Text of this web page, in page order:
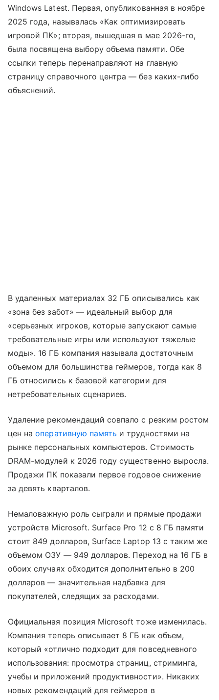
Windows Latest. Первая, опубликованная в ноябре
2025 года, называлась «Как оптимизировать
игровой ПК»; вторая, вышедшая в мае 2026-го,
была посвящена выбору объема памяти. Обе
ссылки теперь перенаправляют на главную
страницу справочного центра — без каких-либо
объяснений.
В удаленных материалах 32 ГБ описывались как
«зона без забот» — идеальный выбор для
«серьезных игроков, которые запускают самые
требовательные игры или используют тяжелые
моды». 16 ГБ компания называла достаточным
объемом для большинства геймеров, тогда как 8
ГБ относились к базовой категории для
нетребовательных сценариев.
Удаление рекомендаций совпало с резким ростом
цен наоперативную память и трудностями на
рынке персональных компьютеров. Стоимость
DRAM-модулей к 2026 году существенно выросла.
Продажи ПК показали первое годовое снижение
за девять кварталов.
Немаловажную роль сыграли и прямые продажи
устройств Microsoft. Surface Pro 12 с 8 ГБ памяти
стоит 849 долларов, Surface Laptop 13 с таким же
объемом ОЗУ — 949 долларов. Переход на 16 ГБ в
обоих случаях обходится дополнительно в 200
долларов — значительная надбавка для
покупателей, следящих за расходами.
Официальная позиция Microsoft тоже изменилась.
Компания теперь описывает 8 ГБ как объем,
который «отлично подходит для повседневного
использования: просмотра страниц, стриминга,
учебы и приложений продуктивности». Никаких
новых рекомендаций для геймеров в